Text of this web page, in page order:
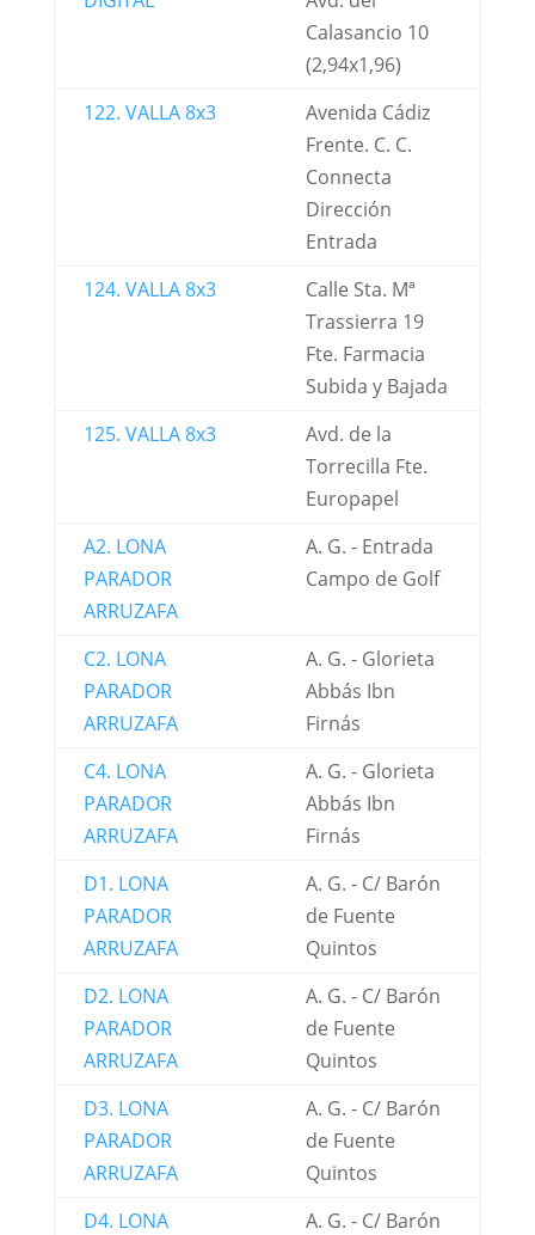
Calasancio 10
(2,94x1,96)
122. VALLA 8x3
Avenida Cádiz
Frente. C. C.
Connecta
Dirección
Entrada
124. VALLA 8x3
Calle Sta. Mª
Trassierra 19
Fte. Farmacia
Subida y Bajada
125. VALLA 8x3
Avd. de la
Torrecilla Fte.
Europapel
A2. LONA
PARADOR
ARRUZAFA
A. G. - Entrada
Campo de Golf
C2. LONA
PARADOR
ARRUZAFA
A. G. - Glorieta
Abbás Ibn
Firnás
C4. LONA
PARADOR
ARRUZAFA
A. G. - Glorieta
Abbás Ibn
Firnás
D1. LONA
PARADOR
ARRUZAFA
A. G. - C/ Barón
de Fuente
Quintos
D2. LONA
PARADOR
ARRUZAFA
A. G. - C/ Barón
de Fuente
Quintos
D3. LONA
PARADOR
ARRUZAFA
A. G. - C/ Barón
de Fuente
Quintos
D4. LONA
A. G. - C/ Barón